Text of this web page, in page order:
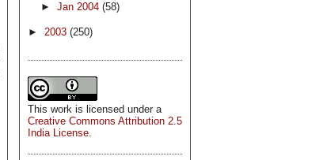
► Jan 2004 (58)
► 2003 (250)
This work is licensed under a
Creative Commons Attribution 2.5
India License